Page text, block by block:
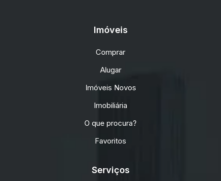
Imóveis
Comprar
Alugar
Imóveis Novos
Imobiliária
O que procura?
Favoritos
Serviços